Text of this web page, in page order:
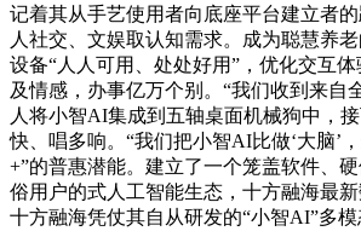
记着其从手艺使用者向底座平台建立者
人社交、文娱取认知需求。成为聪慧养
设备“人人可用、处处好用”，优化交互
及情感，办事亿万个别。“我们收到来自
人将小智AI集成到五轴桌面机械狗中，
快、唱多响。“我们把小智AI比做‘大脑’
+”的普惠潜能。建立了一个笼盖软件、
俗用户的式人工智能生态，十方融海最
十方融海凭仗其自从研发的“小智AI”多